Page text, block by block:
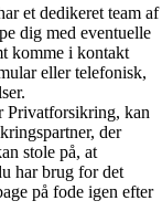
et dedikeret team af
dig med eventuelle
komme i kontakt
eller telefonisk,
Privatforsikring, kan
der
stole på, at
har brug for det
på fode igen efter